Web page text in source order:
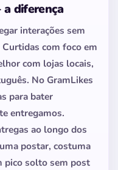
diferença
interações sem
com foco em
com lojas locais,
No GramLikes
para bater
entregamos.
ao longo dos
postar, costuma
pico solto sem post